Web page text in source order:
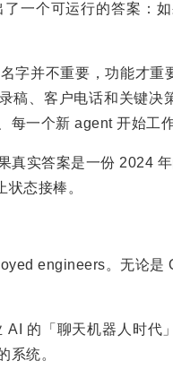
一个可运行的答案：
字并不重要，功能才重
稿、客户电话和关键决
一个新 agent 开始工
真实答案是一份 2024
态接棒。
engineers。无论是
的「聊天机器人时代
系统。